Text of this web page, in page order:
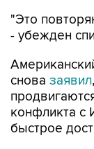
"Это
- убежден
снова заявил
конфликта с
быстрое